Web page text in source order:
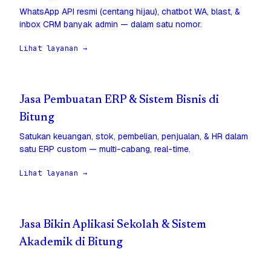
WhatsApp API resmi (centang hijau), chatbot WA, blast, &
inbox CRM banyak admin — dalam satu nomor.
Lihat layanan →
Jasa Pembuatan ERP & Sistem Bisnis di
Bitung
Satukan keuangan, stok, pembelian, penjualan, & HR dalam
satu ERP custom — multi-cabang, real-time.
Lihat layanan →
Jasa Bikin Aplikasi Sekolah & Sistem
Akademik di Bitung